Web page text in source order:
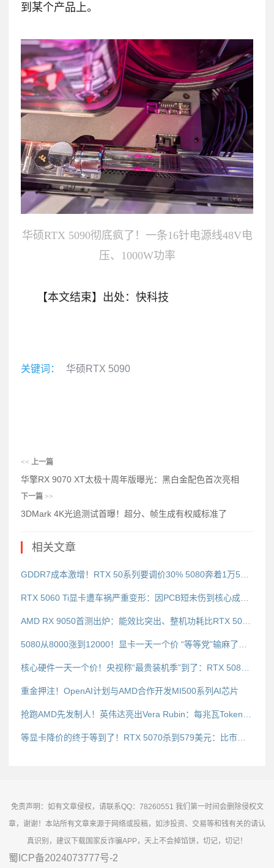
到某个产品上。
华硕RTX 5090彻底疯了！一条16针电源线48V电
压、1000W功率
【本文结束】出处：快科技
关键词： 华硕RTX 5090
<< 上一篇
华擎RX 9070 XT太极十周年版曝光：黑白金配色首次亮相
下一篇 >>
3DMark 4K光追测试首曝！超分、帧生成有权威标准了
相关文章
重金押注！OpenAI计划与AMD合作开发MI500系列AI芯片
免责声明：如有文章侵权，请联系QQ：78260551 我们第一时间会删除侵权文
章，谢谢！本站所有文章来源于网络或投稿，如涉投资、交易等和钱有关的请认
真识别，建议下载国家反诈骗APP，天上不会掉馅饼，切记，切记！
蜀ICP备2024073777号-2